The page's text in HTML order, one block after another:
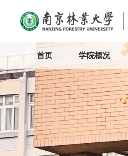
首页 学院概况